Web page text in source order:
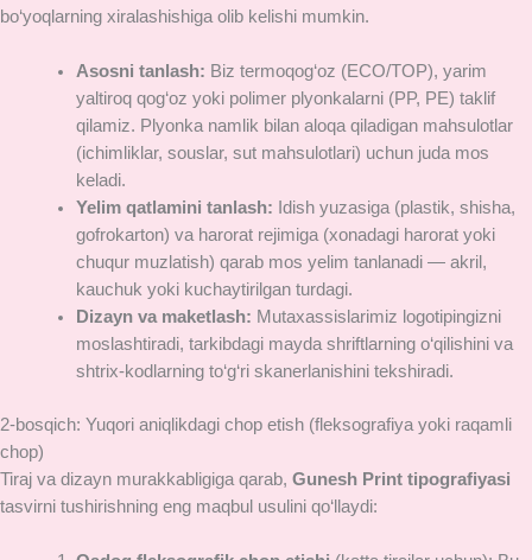
bo‘yoqlarning xiralashishiga olib kelishi mumkin.
Asosni tanlash: Biz termoqog‘oz (ECO/TOP), yarim
yaltiroq qog‘oz yoki polimer plyonkalarni (PP, PE) taklif
qilamiz. Plyonka namlik bilan aloqa qiladigan mahsulotlar
(ichimliklar, souslar, sut mahsulotlari) uchun juda mos
keladi.
Yelim qatlamini tanlash: Idish yuzasiga (plastik, shisha,
gofrokarton) va harorat rejimiga (xonadagi harorat yoki
chuqur muzlatish) qarab mos yelim tanlanadi — akril,
kauchuk yoki kuchaytirilgan turdagi.
Dizayn va maketlash: Mutaxassislarimiz logotipingizni
moslashtiradi, tarkibdagi mayda shriftlarning o‘qilishini va
shtrix-kodlarning to‘g‘ri skanerlanishini tekshiradi.
2-bosqich: Yuqori aniqlikdagi chop etish (fleksografiya yoki raqamli
chop)
Tiraj va dizayn murakkabligiga qarab, Gunesh Print tipografiyasi
tasvirni tushirishning eng maqbul usulini qo‘llaydi: